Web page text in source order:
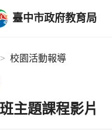
臺中市政府教育局
校園活動報導
主題課程影片